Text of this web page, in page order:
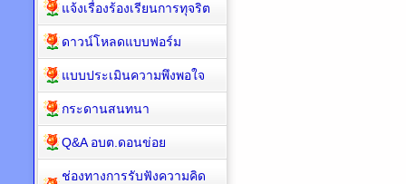
แจ้งเรื่องร้องเรียนการทุจริต
ดาวน์โหลดแบบฟอร์ม
แบบประเมินความพึงพอใจ
กระดานสนทนา
Q&A อบต.ดอนข่อย
ช่องทางการรับฟังความคิด